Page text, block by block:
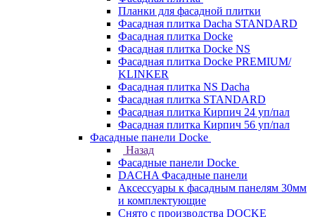
Планки для фасадной плитки
Фасадная плитка Dacha STANDARD
Фасадная плитка Docke
Фасадная плитка Docke NS
Фасадная плитка Docke PREMIUM/
KLINKER
Фасадная плитка NS Dacha
Фасадная плитка STANDARD
Фасадная плитка Кирпич 24 уп/пал
Фасадная плитка Кирпич 56 уп/пал
Фасадные панели Docke
Назад
Фасадные панели Docke
DACHA Фасадные панели
Аксессуары к фасадным панелям 30мм
и комплектующие
Снято с производства DOCKE